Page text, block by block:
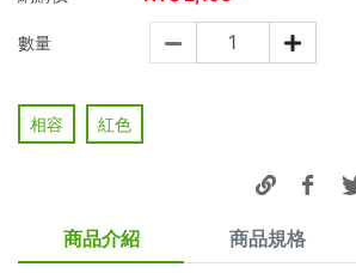
數量
相容 紅色
商品介紹 商品規格